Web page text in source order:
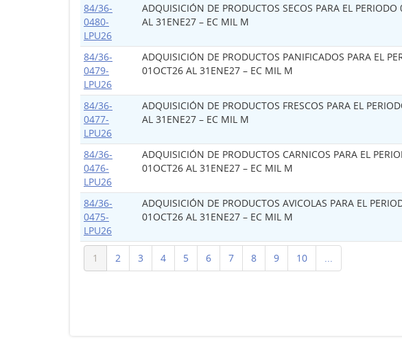
84/36-
0480-
LPU26
ADQUISICIÓN DE PRODUCTOS SECOS PARA EL PERIODO
AL 31ENE27 – EC MIL M
84/36-
0479-
LPU26
ADQUISICIÓN DE PRODUCTOS PANIFICADOS PARA EL
01OCT26 AL 31ENE27 – EC MIL M
84/36-
0477-
LPU26
ADQUISICIÓN DE PRODUCTOS FRESCOS PARA EL
AL 31ENE27 – EC MIL M
84/36-
0476-
LPU26
ADQUISICIÓN DE PRODUCTOS CARNICOS PARA EL
01OCT26 AL 31ENE27 – EC MIL M
84/36-
0475-
LPU26
ADQUISICIÓN DE PRODUCTOS AVICOLAS PARA EL
01OCT26 AL 31ENE27 – EC MIL M
1 2 3 4 5 6 7 8 9 10 ...